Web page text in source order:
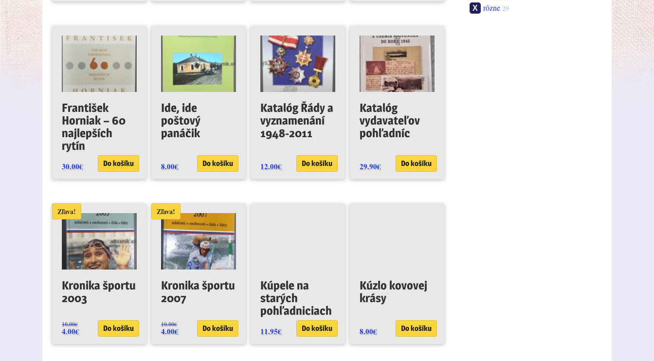
František
Horniak – 60
najlepších
rytín
30.00€ Do košíku
Ide, ide
poštový
panáčik
8.00€ Do košíku
Katalóg Řády a
vyznamenání
1948-2011
12.00€ Do košíku
Katalóg
vydavateľov
pohľadníc
29.90€ Do košíku
Zľava!
Kronika športu
2003
10.00€
4.00€ Do košíku
Zľava!
Kronika športu
2007
10.00€
4.00€ Do košíku
Kúpele na
starých
pohľadniciach
11.95€ Do košíku
Kúzlo kovovej
krásy
8.00€ Do košíku
rôzne 29